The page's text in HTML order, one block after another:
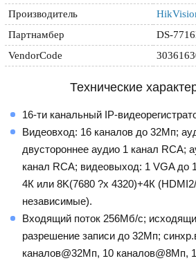
Производитель
Партнамбер
DS-
VendorCode
Технические
16-ти канальный IP-
Видеовход: 16 каналов до 32Мп;
двустороннее аудио 1 канал RCA;
канал RCA; видеовыход: 1 VGA до
4К или 8K(7680 ?х 4320)+4К
независимые).
Входящий поток 256Мб/с;
разрешение записи до 32Мп;
каналов@32Мп, 10 каналов@8Мп,